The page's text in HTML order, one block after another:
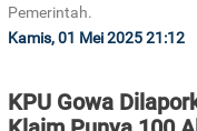
Pemerintah.
Kamis, 01 Mei 2025 21:12
KPU Gowa